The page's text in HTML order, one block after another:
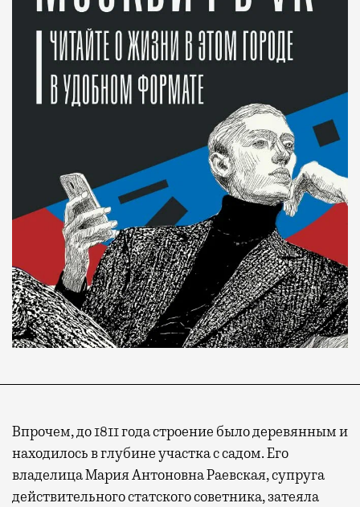
Впрочем, до 1811 года строение было деревянным и
находилось в глубине участка с садом. Его
владелица Мария Антоновна Раевская, супруга
действительного статского советника, затеяла